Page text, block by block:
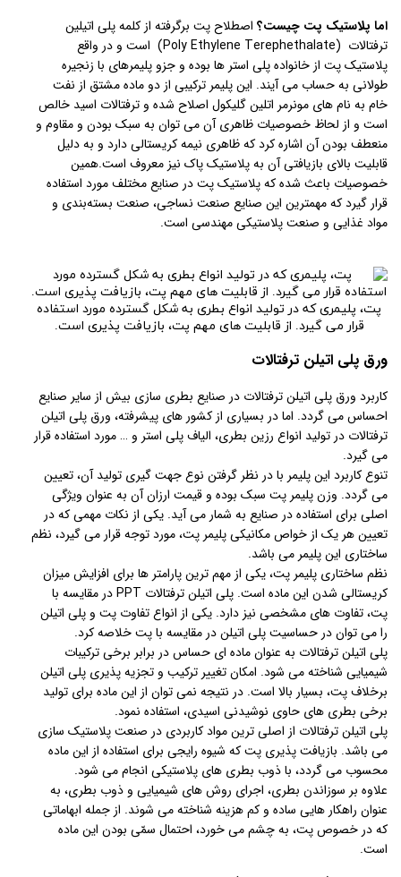
اما پلاستیک پت چیست؟ اصطلاح پت برگرفته از کلمه پلی اتیلین
ترفتالات (Poly Ethylene Terephethalate) است و در واقع
پلاستیک پت از خانواده پلی استر ها بوده و جزو پلیمرهای با زنجیره
طولانی به حساب می آیند. این پلیمر ترکیبی از دو ماده مشتق از نفت
خام به نام های مونرمر اتلین گلیکول اصلاح شده و ترفتالات اسید خالص
است و از لحاظ خصوصیات ظاهری آن می توان به سبک بودن و مقاوم و
منعطف بودن آن اشاره کرد که ظاهری نیمه کریستالی دارد و به دلیل
قابلیت بالای بازیافتی آن به پلاستیک پاک نیز معروف است.همین
خصوصیات باعث شده که پلاستیک پت در صنایع مختلف مورد استفاده
قرار گیرد که مهمترین این صنایع صنعت نساجی، صنعت بسته‌بندی و
مواد غذایی و صنعت پلاستیکی مهندسی است.
پت، پلیمری که در تولید انواع بطری به شکل گسترده مورد استفاده
قرار می گیرد. از قابلیت های مهم پت، بازیافت پذیری است.
ورق پلی اتیلن ترفتالات
کاربرد ورق پلی اتیلن ترفتالات در صنایع بطری سازی بیش از سایر صنایع
احساس می گردد. اما در بسیاری از کشور های پیشرفته، ورق پلی اتیلن
ترفتالات در تولید انواع رزین بطری، الیاف پلی استر و … مورد استفاده قرار
می گیرد.
تنوع کاربرد این پلیمر با در نظر گرفتن نوع جهت گیری تولید آن، تعیین
می گردد. وزن پلیمر پت سبک بوده و قیمت ارزان آن به عنوان ویژگی
اصلی برای استفاده در صنایع به شمار می آید. یکی از نکات مهمی که در
تعیین هر یک از خواص مکانیکی پلیمر پت، مورد توجه قرار می گیرد، نظم
ساختاری این پلیمر می باشد.
نظم ساختاری پلیمر پت، یکی از مهم ترین پارامتر ها برای افزایش میزان
کریستالی شدن این ماده است. پلی اتیلن ترفتالات PPT در مقایسه با
پت، تفاوت های مشخصی نیز دارد. یکی از انواع تفاوت پت و پلی اتیلن
را می توان در حساسیت پلی اتیلن در مقایسه با پت خلاصه کرد.
پلی اتیلن ترفتالات به عنوان ماده ای حساس در برابر برخی ترکیبات
شیمیایی شناخته می شود. امکان تغییر ترکیب و تجزیه پذیری پلی اتیلن
برخلاف پت، بسیار بالا است. در نتیجه نمی توان از این ماده برای تولید
برخی بطری های حاوی نوشیدنی اسیدی، استفاده نمود.
پلی اتیلن ترفتالات از اصلی ترین مواد کاربردی در صنعت پلاستیک سازی
می باشد. بازیافت پذیری پت که شیوه رایجی برای استفاده از این ماده
محسوب می گردد، با ذوب بطری های پلاستیکی انجام می شود.
علاوه بر سوزاندن بطری، اجرای روش های شیمیایی و ذوب بطری، به
عنوان راهکار هایی ساده و کم هزینه شناخته می شوند. از جمله ابهاماتی
که در خصوص پت، به چشم می خورد، احتمال سمّی بودن این ماده
است.